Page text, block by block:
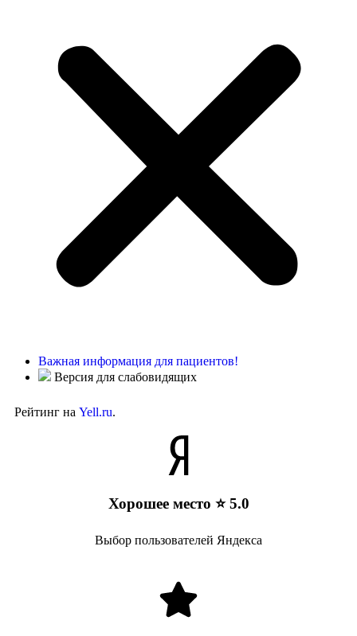
Важная информация для пациентов!
Версия для слабовидящих
Рейтинг на Yell.ru.
Хорошее место ⭐ 5.0
Выбор пользователей Яндекса